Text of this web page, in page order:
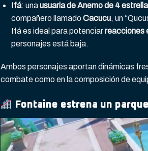
Ifá: unausuaria de Anemo de 4
compañero llamadoCacucu, un
Ifá es ideal para potenciarreacciones
personajes está baja.
Ambos personajes aportan dinámicas
combate como en la composición de
Fontaine estrena un